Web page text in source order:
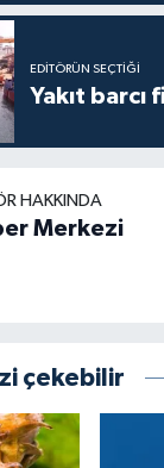
EDITÖRÜN SEÇTIĞI
Yakıt barcı
HAKKINDA
Merkezi
çekebilir